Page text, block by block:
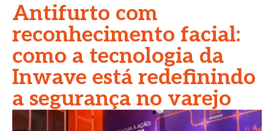
Antifurto com
reconhecimento facial:
como a tecnologia da
Inwave está redefinindo
a segurança no varejo